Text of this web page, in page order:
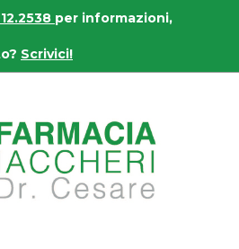
per informazioni,
Scrivici!